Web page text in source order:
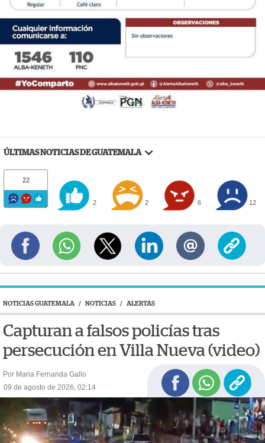
ÚLTIMAS NOTICIAS DE GUATEMALA
22
2 2 6 12
NOTICIAS GUATEMALA / NOTICIAS / ALERTAS
Capturan a falsos policías tras
persecución en Villa Nueva (video)
Por Maria Fernanda Gallo
09 de agosto de 2026, 02:14